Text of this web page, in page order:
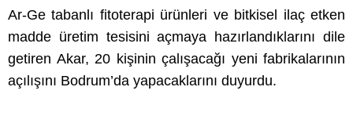
Ar-Ge tabanlı fitoterapi ürünleri ve bitkisel ilaç etken
madde üretim tesisini açmaya hazırlandıklarını dile
getiren Akar, 20 kişinin çalışacağı yeni fabrikalarının
açılışını Bodrum’da yapacaklarını duyurdu.